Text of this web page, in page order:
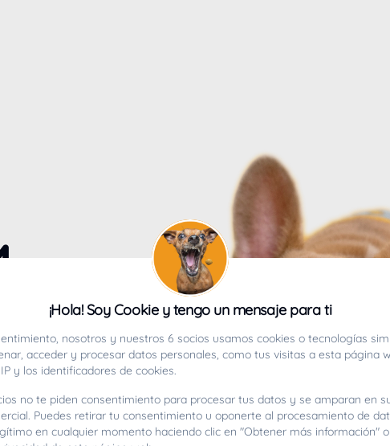
¡Hola! Soy Cookie y tengo un mensaje para ti
nosotros y nuestros 6 socios usamos cookies o tecnologías
acceder y procesar datos personales, como tus visitas a esta página
y los identificadores de cookies.
no te piden consentimiento para procesar tus datos y se amparan en
Puedes retirar tu consentimiento u oponerte al procesamiento de
en cualquier momento haciendo clic en "Obtener más información"